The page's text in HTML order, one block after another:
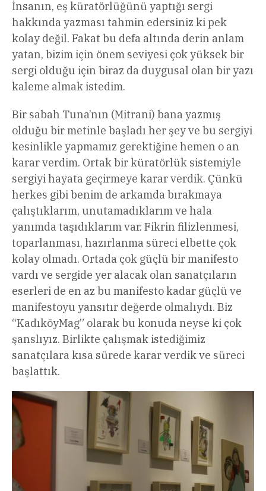
İnsanın, eş küratörlüğünü yaptığı sergi
hakkında yazması tahmin edersiniz ki pek
kolay değil. Fakat bu defa altında derin anlam
yatan, bizim için önem seviyesi çok yüksek bir
sergi olduğu için biraz da duygusal olan bir yazı
kaleme almak istedim.
Bir sabah Tuna’nın (Mitrani) bana yazmış
olduğu bir metinle başladı her şey ve bu sergiyi
kesinlikle yapmamız gerektiğine hemen o an
karar verdim. Ortak bir küratörlük sistemiyle
sergiyi hayata geçirmeye karar verdik. Çünkü
herkes gibi benim de arkamda bırakmaya
çalıştıklarım, unutamadıklarım ve hala
yanımda taşıdıklarım var. Fikrin filizlenmesi,
toparlanması, hazırlanma süreci elbette çok
kolay olmadı. Ortada çok güçlü bir manifesto
vardı ve sergide yer alacak olan sanatçıların
eserleri de en az bu manifesto kadar güçlü ve
manifestoyu yansıtır değerde olmalıydı. Biz
“KadıköyMag” olarak bu konuda neyse ki çok
şanslıyız. Birlikte çalışmak istediğimiz
sanatçılara kısa sürede karar verdik ve süreci
başlattık.